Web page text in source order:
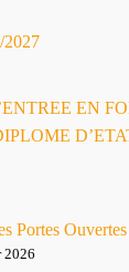
2027
EN
Portes
2026